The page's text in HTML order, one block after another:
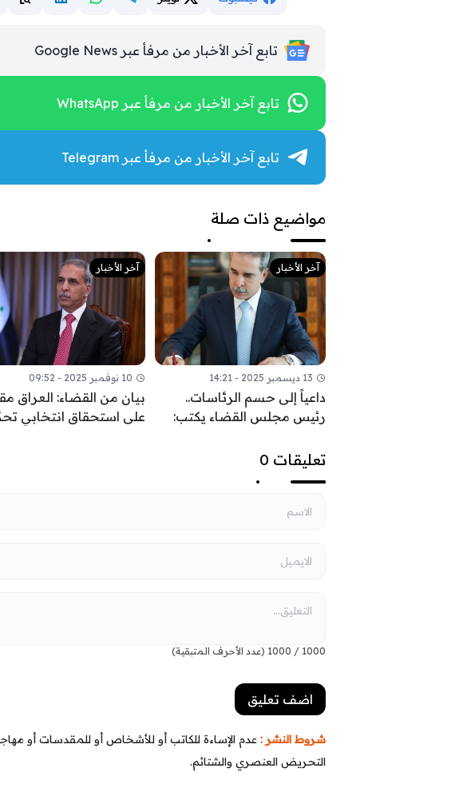
تابع آخر الأخبار من مرفأ عبر Google News
تابع آخر الأخبار من مرفأ عبر WhatsApp
تابع آخر الأخبار من مرفأ عبر Telegram
مواضيع ذات صلة
آخر الأخبار
13 ديسمبر 2025 - 14:21
داعياً إلى حسم الرئاسات..
رئيس مجلس القضاء يكتب:
آخر الأخبار
10 نوفمبر 2025 - 09:52
بيان من القضاء: العراق
على استحقاق انتخابي
تعليقات 0
1000
/
1000 (عدد الأحرف المتبقية)
شروط النشر : عدم الإساءة للكاتب أو للأشخاص أو للمقدسات أو مهاجمة
التحريض العنصري والشتائم.